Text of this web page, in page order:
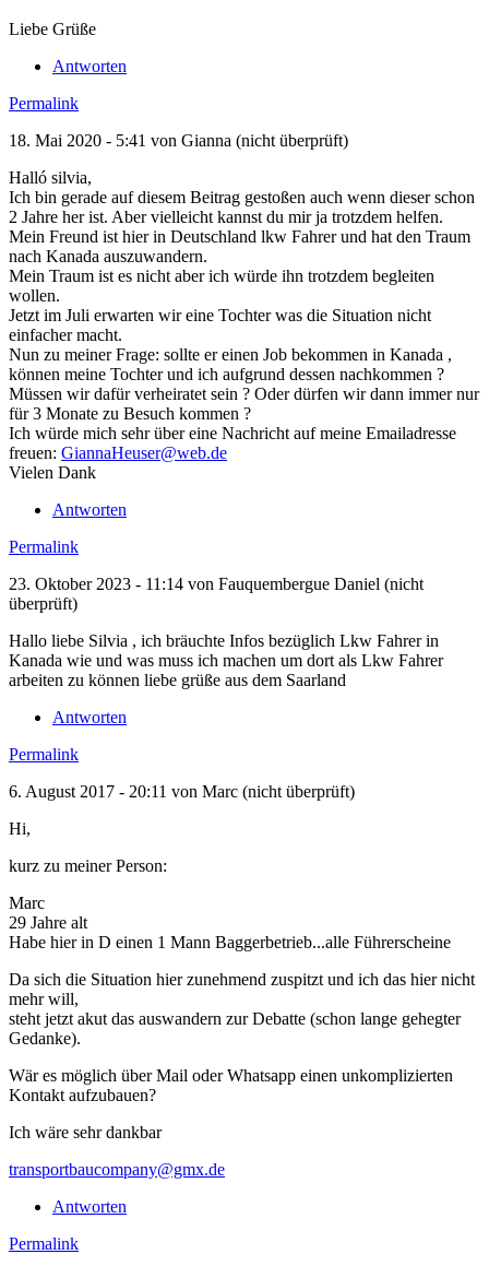
Liebe Grüße
Antworten
Permalink
18. Mai 2020 - 5:41 von Gianna (nicht überprüft)
Halló silvia,
Ich bin gerade auf diesem Beitrag gestoßen auch wenn dieser schon
2 Jahre her ist. Aber vielleicht kannst du mir ja trotzdem helfen.
Mein Freund ist hier in Deutschland lkw Fahrer und hat den Traum
nach Kanada auszuwandern.
Mein Traum ist es nicht aber ich würde ihn trotzdem begleiten
wollen.
Jetzt im Juli erwarten wir eine Tochter was die Situation nicht
einfacher macht.
Nun zu meiner Frage: sollte er einen Job bekommen in Kanada ,
können meine Tochter und ich aufgrund dessen nachkommen ?
Müssen wir dafür verheiratet sein ? Oder dürfen wir dann immer nur
für 3 Monate zu Besuch kommen ?
Ich würde mich sehr über eine Nachricht auf meine Emailadresse
freuen: GiannaHeuser@web.de
Vielen Dank
Antworten
Permalink
23. Oktober 2023 - 11:14 von Fauquembergue Daniel (nicht
überprüft)
Hallo liebe Silvia , ich bräuchte Infos bezüglich Lkw Fahrer in
Kanada wie und was muss ich machen um dort als Lkw Fahrer
arbeiten zu können liebe grüße aus dem Saarland
Antworten
Permalink
6. August 2017 - 20:11 von Marc (nicht überprüft)
Hi,
kurz zu meiner Person:
Marc
29 Jahre alt
Habe hier in D einen 1 Mann Baggerbetrieb...alle Führerscheine
Da sich die Situation hier zunehmend zuspitzt und ich das hier nicht
mehr will,
steht jetzt akut das auswandern zur Debatte (schon lange gehegter
Gedanke).
Wär es möglich über Mail oder Whatsapp einen unkomplizierten
Kontakt aufzubauen?
Ich wäre sehr dankbar
transportbaucompany@gmx.de
Antworten
Permalink